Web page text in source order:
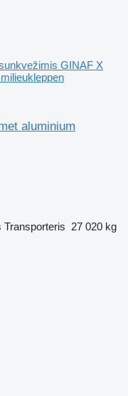
GINAF X
aluminium
Transporteris 27 020 kg